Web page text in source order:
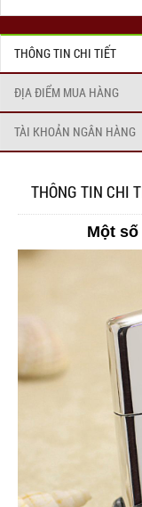
THÔNG TIN CHI TIẾT
ĐỊA ĐIỂM MUA HÀNG
TÀI KHOẢN NGÂN HÀNG
THÔNG TIN CHI
Một